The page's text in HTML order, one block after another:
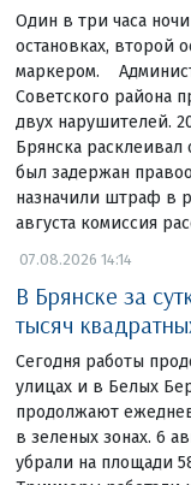
Один в три часа
остановках, второй
маркером.
Советского района
двух нарушителей.
Брянска расклеивал
был задержан
назначили штраф в
августа комиссия
07.08.2026 14:14
В Брянске за
тысяч
Сегодня работы
улицах и в Белых
продолжают
в зеленых зонах. 6
убрали на площади